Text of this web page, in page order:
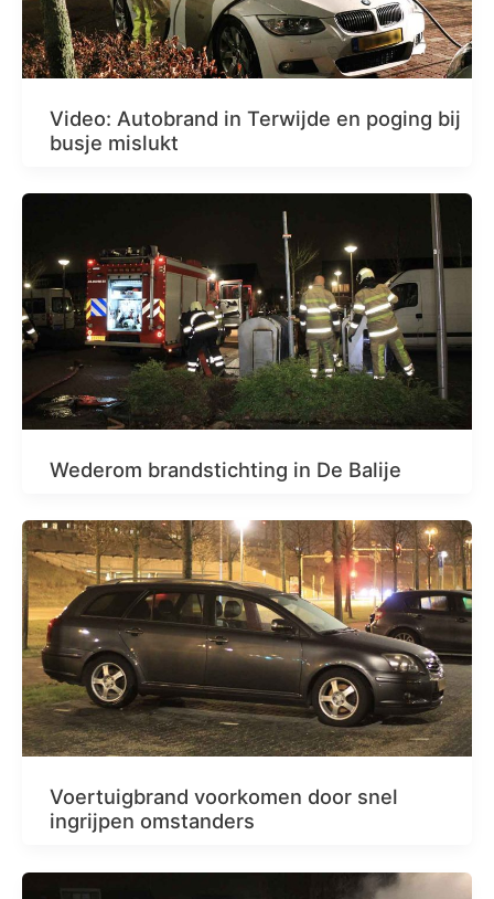
Video: Autobrand in Terwijde en poging bij
busje mislukt
Wederom brandstichting in De Balije
Voertuigbrand voorkomen door snel
ingrijpen omstanders